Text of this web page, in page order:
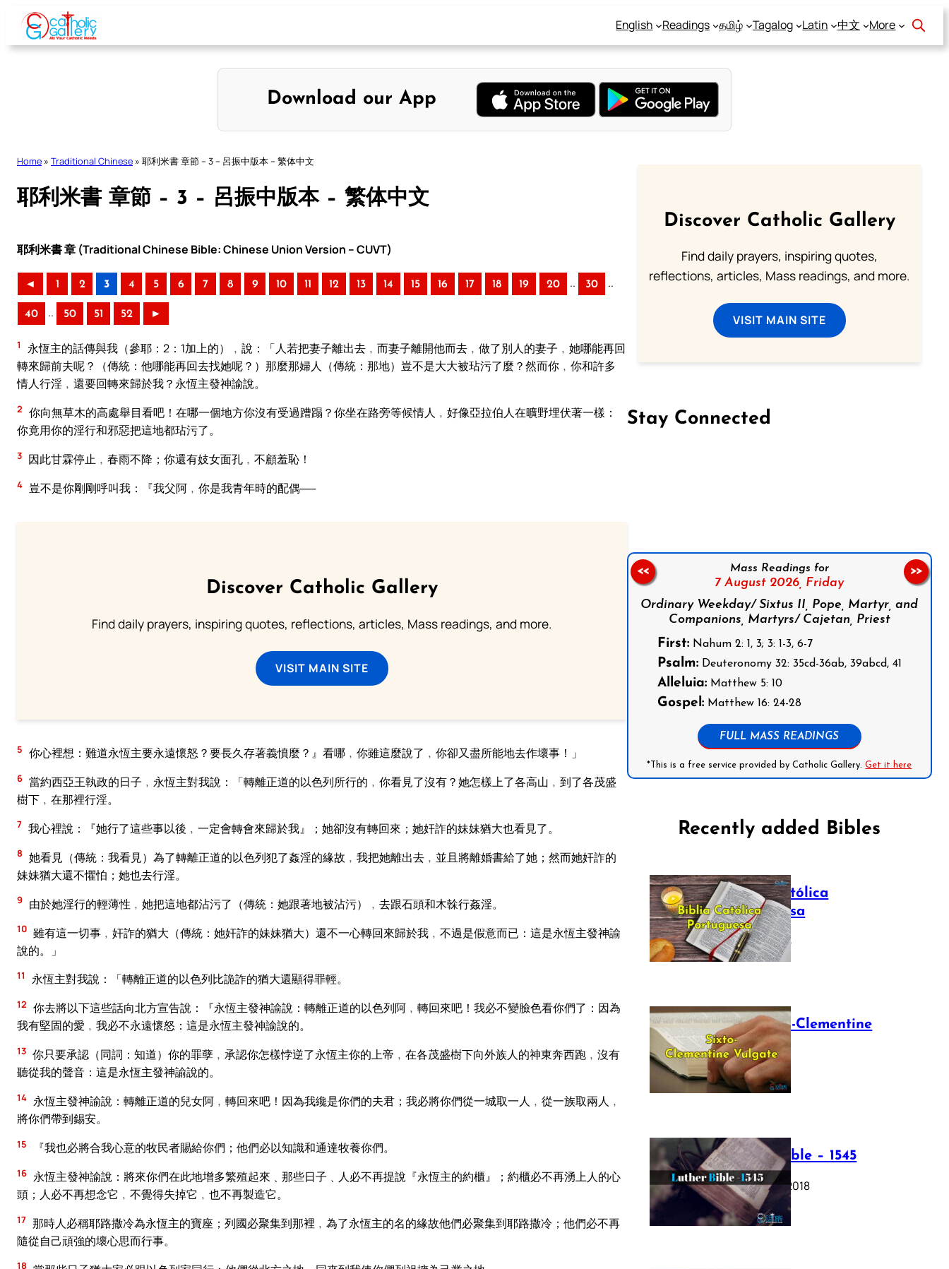
Skip
content
English Readings தமிழ் Tagalog Latin 中文 More
Download our App
Home » Traditional Chinese » 耶利米書 章節 – 3 – 呂振中版本 – 繁体中文
耶利米書 章節 – 3 – 呂振中版本 – 繁体中文
耶利米書 章 (Traditional Chinese Bible: Chinese Union Version – CUVT)
◄ 1 2 3 4 5 6 7 8 9 10 11 12 13 14 15 16 17 18 19 20 .. 30 ..
40 .. 50 51 52 ►
1
永恆主的話傳與我（參耶：2：1加上的）﹐說：「人若把妻子離出去﹐而妻子離開他而去﹐做了別人的妻子﹐她哪能再回
轉來歸前夫呢？（傳統：他哪能再回去找她呢？）那麼那婦人（傳統：那地）豈不是大大被玷污了麼？然而你﹐你和許多
情人行淫﹐還要回轉來歸於我？永恆主發神諭說。
2 你向無草木的高處舉目看吧！在哪一個地方你沒有受過蹧蹋？你坐在路旁等候情人﹐好像亞拉伯人在曠野埋伏著一樣：
你竟用你的淫行和邪惡把這地都玷污了。
3 因此甘霖停止﹐春雨不降；你還有妓女面孔﹐不顧羞恥！
4 豈不是你剛剛呼叫我：『我父阿﹐你是我青年時的配偶──
Discover Catholic Gallery
Find daily prayers, inspiring quotes, reflections, articles, Mass readings, and more.
VISIT MAIN SITE
5 你心裡想：難道永恆主要永遠懷怒？要長久存著義憤麼？』看哪﹐你雖這麼說了﹐你卻又盡所能地去作壞事！」
6 當約西亞王執政的日子﹐永恆主對我說：「轉離正道的以色列所行的﹐你看見了沒有？她怎樣上了各高山﹐到了各茂盛
樹下﹐在那裡行淫。
7 我心裡說：『她行了這些事以後﹐一定會轉會來歸於我』；她卻沒有轉回來；她奸詐的妹妹猶大也看見了。
8 她看見（傳統：我看見）為了轉離正道的以色列犯了姦淫的緣故﹐我把她離出去﹐並且將離婚書給了她；然而她奸詐的
妹妹猶大還不懼怕；她也去行淫。
9 由於她淫行的輕薄性﹐她把這地都沾污了（傳統：她跟著地被沾污）﹐去跟石頭和木榦行姦淫。
10 雖有這一切事﹐奸詐的猶大（傳統：她奸詐的妹妹猶大）還不一心轉回來歸於我﹐不過是假意而已：這是永恆主發神諭
說的。」
11 永恆主對我說：「轉離正道的以色列比詭詐的猶大還顯得罪輕。
12 你去將以下這些話向北方宣告說：『永恆主發神諭說：轉離正道的以色列阿﹐轉回來吧！我必不變臉色看你們了：因為
我有堅固的愛﹐我必不永遠懷怒：這是永恆主發神諭說的。
13 你只要承認（同詞：知道）你的罪孽﹐承認你怎樣悖逆了永恆主你的上帝﹐在各茂盛樹下向外族人的神東奔西跑﹐沒有
聽從我的聲音：這是永恆主發神諭說的。
14 永恆主發神諭說：轉離正道的兒女阿﹐轉回來吧！因為我纔是你們的夫君；我必將你們從一城取一人﹐從一族取兩人﹐
將你們帶到錫安。
15 『我也必將合我心意的牧民者賜給你們；他們必以知識和通達牧養你們。
16 永恆主發神諭說：將來你們在此地增多繁殖起來﹑那些日子﹑人必不再提說『永恆主的約櫃』；約櫃必不再湧上人的心
頭；人必不再想念它﹐不覺得失掉它﹐也不再製造它。
17 那時人必稱耶路撒冷為永恆主的寶座；列國必聚集到那裡﹐為了永恆主的名的緣故他們必聚集到耶路撒冷；他們必不再
隨從自己頑強的壞心思而行事。
18
Discover Catholic Gallery
Find daily prayers, inspiring quotes,
reflections, articles, Mass readings, and more.
VISIT MAIN SITE
Stay Connected
Mass Readings for
7 August 2026, Friday
Ordinary Weekday/ Sixtus II, Pope, Martyr, and
Companions, Martyrs/ Cajetan, Priest
First:Nahum 2: 1, 3; 3: 1-3, 6-7
Psalm:Deuteronomy 32: 35cd-36ab, 39abcd, 41
Alleluia:Matthew 5: 10
Gospel:Matthew 16: 24-28
FULL MASS READINGS
*This is a free service provided by Catholic Gallery.Get it here
<< >>
Recently added Bibles
Bíblia Católica
Portuguesa
July 16, 2025
The Sixto-Clementine
Vulgate
July 12, 2025
Luther Bible – 1545
October 17, 2018